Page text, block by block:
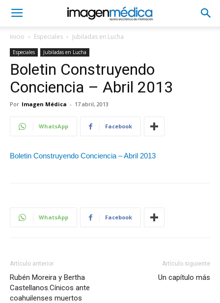
Inicio Especiales Jubiladas en Lucha
Especiales Jubiladas en Lucha
Boletin Construyendo
Conciencia – Abril 2013
Por Imagen Médica - 17 abril, 2013
WhatsApp Facebook
Boletin Construyendo Conciencia – Abril 2013
WhatsApp Facebook
Artículo anterior
Rubén Moreira y Bertha
Castellanos.Cínicos ante
coahuilenses muertos
Artículo siguiente
Un capítulo más